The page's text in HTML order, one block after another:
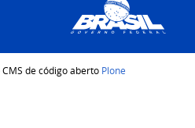
de código aberto Plone